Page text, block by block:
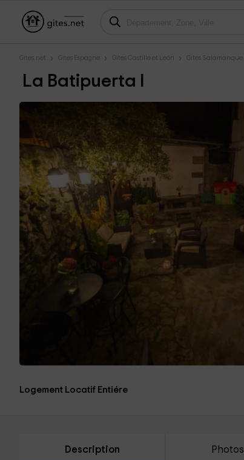
Gites.net Gites Espagne Gites Castille et León Gites Salamanque
La Batipuerta I
Logement Locatif Entiére
Description Photos